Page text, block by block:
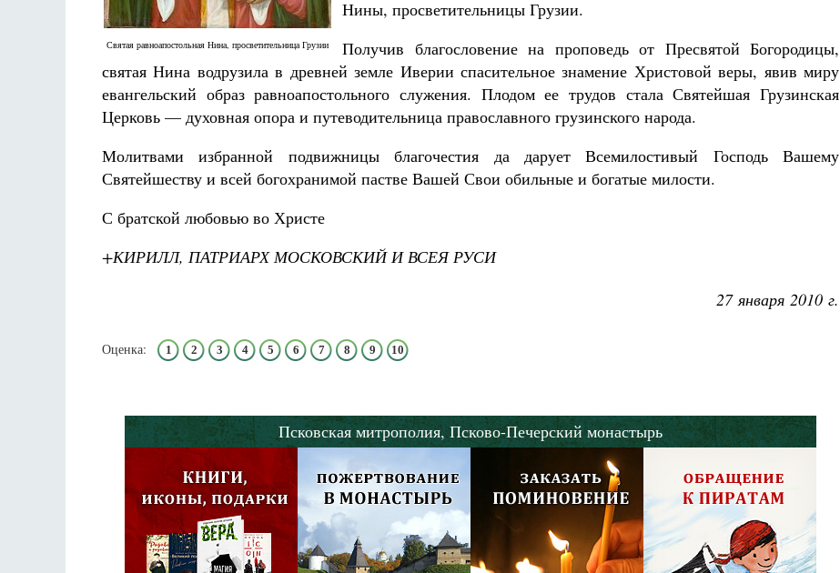
Святая равноапостольная Нина, просветительница Грузии
Нины, просветительницы Грузии.
Получив благословение на проповедь от Пресвятой Богородицы,
святая Нина водрузила в древней земле Иверии спасительное знамение Христовой веры, явив миру
евангельский образ равноапостольного служения. Плодом ее трудов стала Святейшая Грузинская
Церковь — духовная опора и путеводительница православного грузинского народа.
Молитвами избранной подвижницы благочестия да дарует Всемилостивый Господь Вашему
Святейшеству и всей богохранимой пастве Вашей Свои обильные и богатые милости.
С братской любовью во Христе
+КИРИЛЛ, ПАТРИАРХ МОСКОВСКИЙ И ВСЕЯ РУСИ
27 января 2010 г.
Оценка: 1 2 3 4 5 6 7 8 9 10
Псковская митрополия, Псково-Печерский монастырь
Разлуки не будет
Фредерика де Грааф